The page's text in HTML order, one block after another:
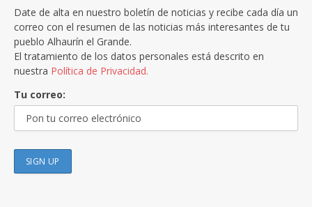
Date de alta en nuestro boletín de noticias y recibe cada día un
correo con el resumen de las noticias más interesantes de tu
pueblo Alhaurín el Grande.
El tratamiento de los datos personales está descrito en
nuestra Política de Privacidad.
Tu correo: